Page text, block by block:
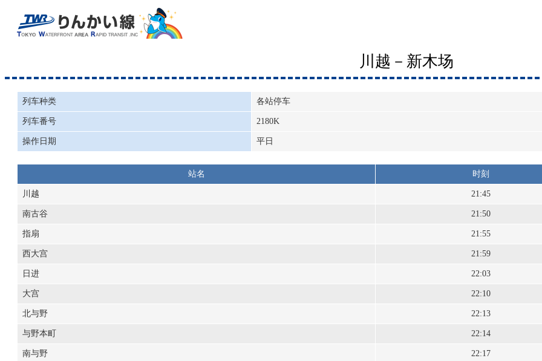
川越－新木场
列车种类 各站停车
列车番号 2180K
操作日期 平日
站名 时刻
川越 21:45
南古谷 21:50
指扇 21:55
西大宫 21:59
日进 22:03
大宫 22:10
北与野 22:13
与野本町 22:14
南与野 22:17